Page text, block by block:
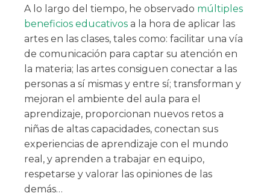
A lo largo del tiempo, he observado múltiples
beneficios educativos a la hora de aplicar las
artes en las clases, tales como: facilitar una vía
de comunicación para captar su atención en
la materia; las artes consiguen conectar a las
personas a sí mismas y entre sí; transforman y
mejoran el ambiente del aula para el
aprendizaje, proporcionan nuevos retos a
niñas de altas capacidades, conectan sus
experiencias de aprendizaje con el mundo
real, y aprenden a trabajar en equipo,
respetarse y valorar las opiniones de las
demás…